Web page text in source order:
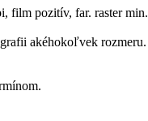
film pozitív, far. raster min.
akéhokoľvek rozmeru.